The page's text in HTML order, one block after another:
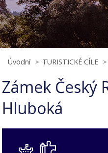
Úvodní TURISTICKÉ CÍLE
Zámek Český
Hluboká